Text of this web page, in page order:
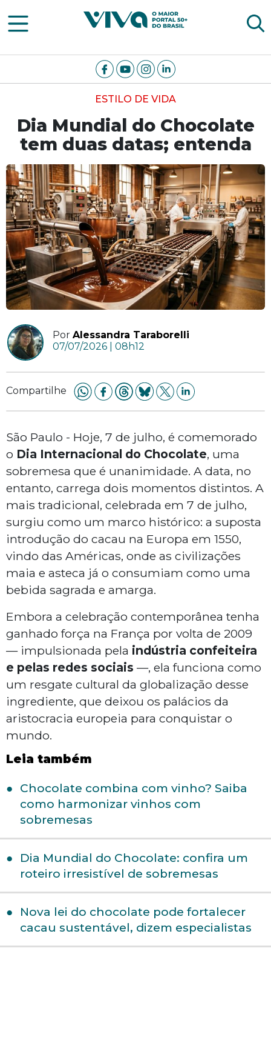
Viva Notícias
ESTILO DE VIDA
Dia Mundial do Chocolate
tem duas datas; entenda
Por Alessandra Taraborelli
07/07/2026 | 08h12
Compartilhe
São Paulo - Hoje, 7 de julho, é comemorado
o Dia Internacional do Chocolate, uma
sobremesa que é unanimidade. A data, no
entanto, carrega dois momentos distintos. A
mais tradicional, celebrada em 7 de julho,
surgiu como um marco histórico: a suposta
introdução do cacau na Europa em 1550,
vindo das Américas, onde as civilizações
maia e asteca já o consumiam como uma
bebida sagrada e amarga.
Embora a celebração contemporânea tenha
ganhado força na França por volta de 2009
— impulsionada pela indústria confeiteira
e pelas redes sociais —, ela funciona como
um resgate cultural da globalização desse
ingrediente, que deixou os palácios da
aristocracia europeia para conquistar o
mundo.
Leia também
Chocolate combina com vinho? Saiba
como harmonizar vinhos com
sobremesas
Dia Mundial do Chocolate: confira um
roteiro irresistível de sobremesas
Nova lei do chocolate pode fortalecer
cacau sustentável, dizem especialistas